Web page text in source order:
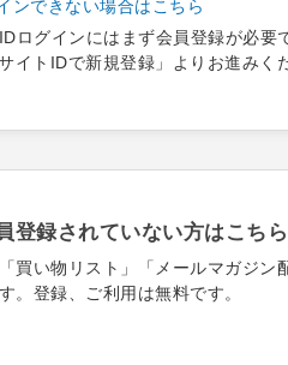
ンできない場合はこちら
ログインにはまず会員登録が必要
イトIDで新規登録」よりお進みく
登録されていない方はこちら
「買い物リスト」「メールマガジ
。登録、ご利用は無料です。